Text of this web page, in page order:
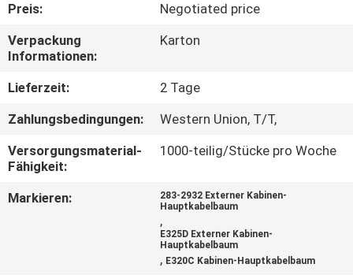
TRETEN
SIE
MIT
UNS
VERBINDUNG
Preis:
Negotiated price
Verpackung
Informationen:
Karton
Lieferzeit:
2 Tage
Zahlungsbedingungen:
Western Union, T/T,
Versorgungsmaterial-
Fähigkeit:
1000-teilig/Stücke pro Woche
Markieren:
283-2932 Externer Kabinen-
Hauptkabelbaum
,
E325D Externer Kabinen-
Hauptkabelbaum
, E320C Kabinen-Hauptkabelbaum